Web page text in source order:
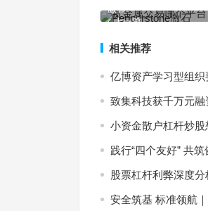
上一篇
激石
相关推荐
亿博资产学习型组
致集科技获千万元
小资金散户杠杆炒股
践行“四个友好” 共
股票杠杆利弊深度
安全筑基 标准领航